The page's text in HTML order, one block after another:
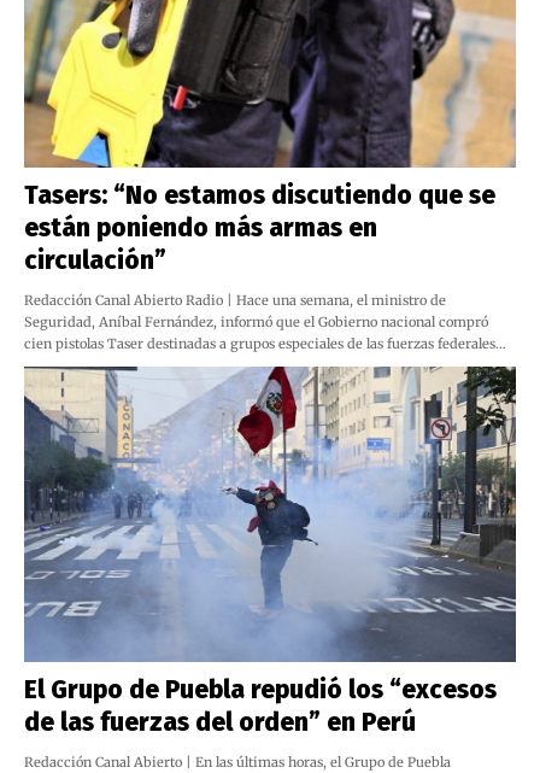
Tasers: “No estamos discutiendo que se
están poniendo más armas en
circulación”
Redacción Canal Abierto Radio | Hace una semana, el ministro de
Seguridad, Aníbal Fernández, informó que el Gobierno nacional compró
cien pistolas Taser destinadas a grupos especiales de las fuerzas federales…
El Grupo de Puebla repudió los “excesos
de las fuerzas del orden” en Perú
Redacción Canal Abierto | En las últimas horas, el Grupo de Puebla